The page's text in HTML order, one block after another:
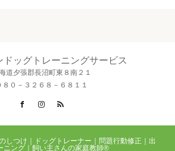
ドッグトレーニングサービス
道夕張郡長沼町東８南２１
８０－３２６８－６８１１
FacebookInstagram
しつけ｜ドッグトレーナー｜問題行動修正｜出
ニング｜飼い主さんの家庭教師®️